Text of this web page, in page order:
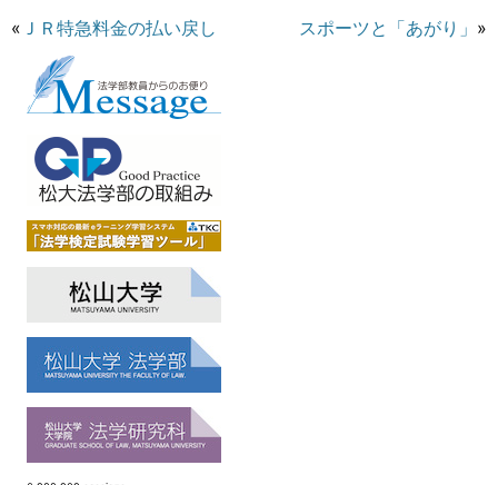
« ＪＲ特急料金の払い戻し スポーツと「あがり」 »